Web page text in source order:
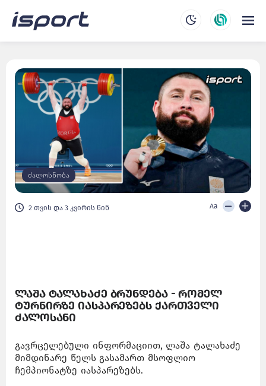
ძალოსნობა
2 თვის და 3 კვირის წინ Aa
ლაშა ტალახაძე ბრუნდება - რომელ
ტურნირზე იასპარეზებს ქართველი
ძალოსანი
გავრცელებული ინფორმაციით, ლაშა ტალახაძე
მიმდინარე წელს გასამართ მსოფლიო
ჩემპიონატზე იასპარეზებს.